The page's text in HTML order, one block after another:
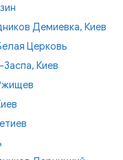
Демиевка, Киев
Церковь
Киев